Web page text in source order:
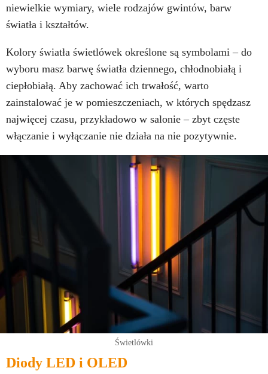
niewielkie wymiary, wiele rodzajów gwintów, barw
światła i kształtów.
Kolory światła świetlówek określone są symbolami – do
wyboru masz barwę światła dziennego, chłodnobiałą i
ciepłobiałą. Aby zachować ich trwałość, warto
zainstalować je w pomieszczeniach, w których spędzasz
najwięcej czasu, przykładowo w salonie – zbyt częste
włączanie i wyłączanie nie działa na nie pozytywnie.
Świetlówki
Diody LED i OLED